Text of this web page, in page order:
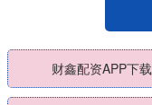
财鑫配资APP下载